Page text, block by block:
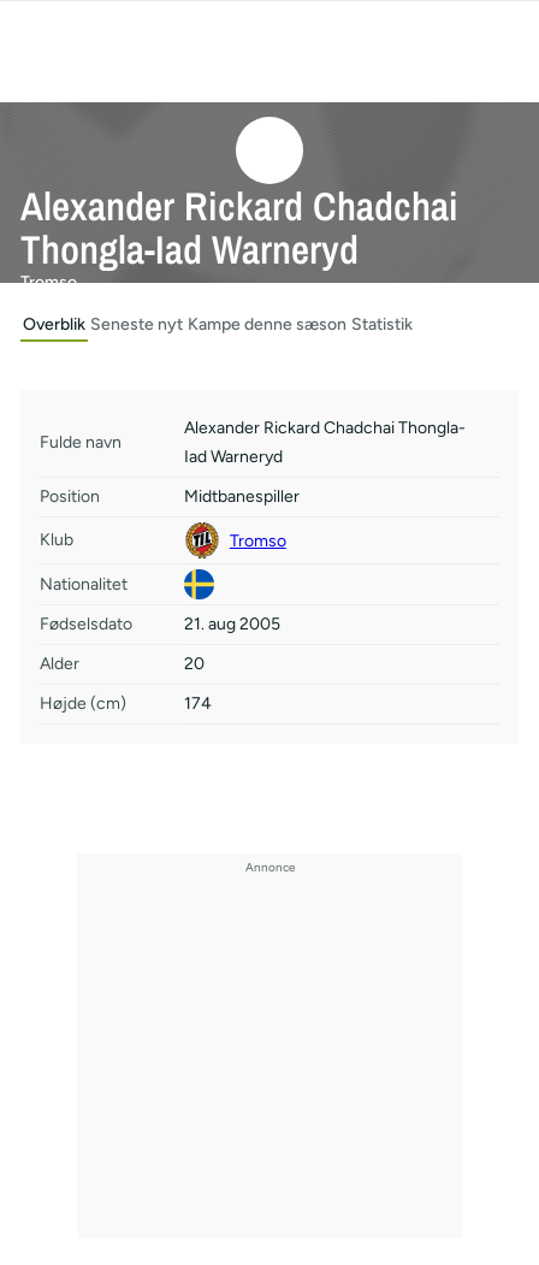
Alexander Rickard Chadchai
Thongla-Iad Warneryd
Tromso
Overblik Seneste nyt Kampe denne sæson Statistik
Fulde navn
Alexander Rickard Chadchai Thongla-
Iad Warneryd
Position
Midtbanespiller
Klub Tromso
Nationalitet
Fødselsdato
21. aug 2005
Alder
20
Højde (cm)
174